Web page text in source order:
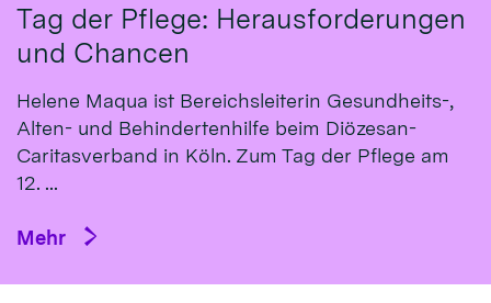
Tag der Pflege: Herausforderungen
und Chancen
Helene Maqua ist Bereichsleiterin Gesundheits-,
Alten- und Behindertenhilfe beim Diözesan-
Caritasverband in Köln. Zum Tag der Pflege am
12. ...
Mehr